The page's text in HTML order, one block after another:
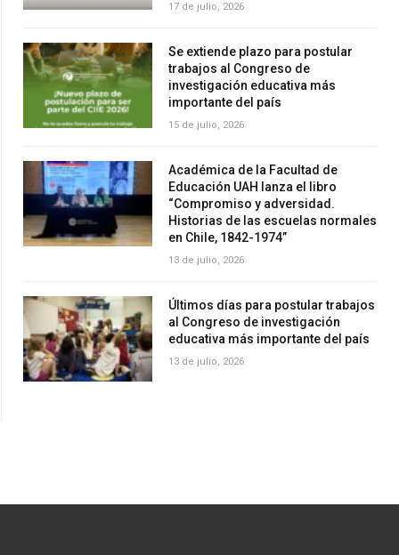
17 de julio, 2026
Se extiende plazo para postular
trabajos al Congreso de
investigación educativa más
importante del país
15 de julio, 2026
Académica de la Facultad de
Educación UAH lanza el libro
“Compromiso y adversidad.
Historias de las escuelas normales
en Chile, 1842-1974”
13 de julio, 2026
Últimos días para postular trabajos
al Congreso de investigación
educativa más importante del país
13 de julio, 2026